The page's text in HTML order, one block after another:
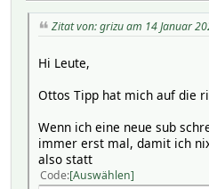
Zitat von: grizu am 14 Januar
Hi Leute,
Ottos Tipp hat mich auf die
Wenn ich eine neue sub
immer erst mal, damit ich
also statt
Code Auswählen